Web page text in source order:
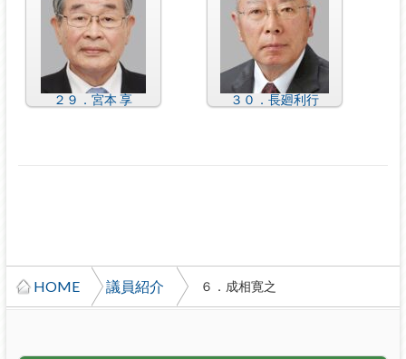
２９．宮本 享 ３０．長廻利行
HOME 議員紹介 ６．成相寛之